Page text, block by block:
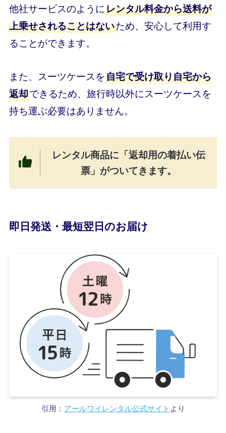
他社サービスのようにレンタル料金から送料が
上乗せされることはないため、安心して利用す
ることができます。
また、スーツケースを自宅で受け取り自宅から
返却できるため、旅行時以外にスーツケースを
持ち運ぶ必要はありません。
レンタル商品に「返却用の着払い伝
票」がついてきます。
即日発送・最短翌日のお届け
引用： アールワイレンタル公式サイト より